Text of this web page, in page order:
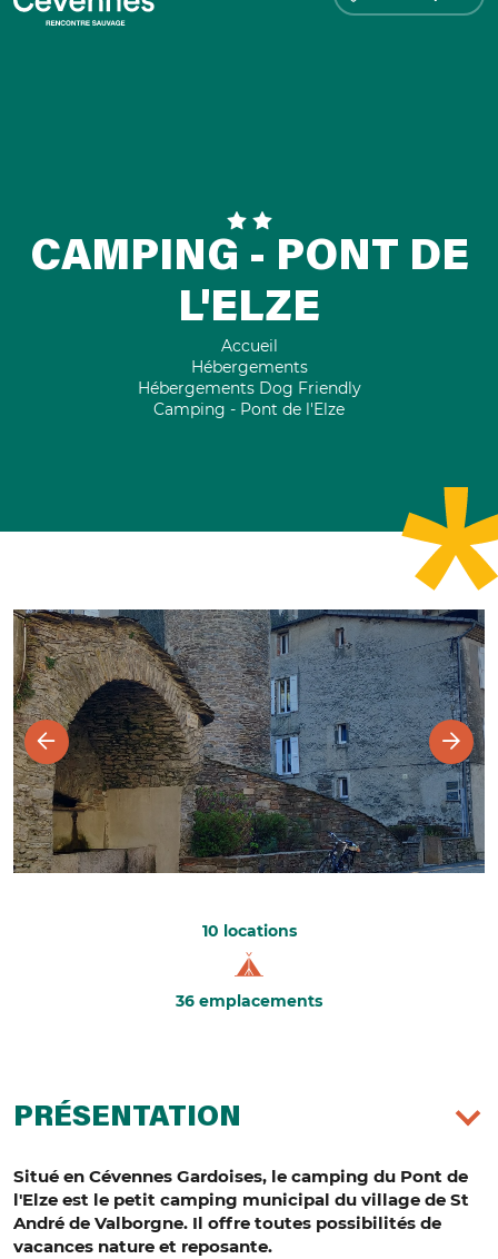
CAMPING - PONT DE
L'ELZE
Accueil
Hébergements
Hébergements Dog Friendly
Camping - Pont de l'Elze
10 locations
36 emplacements
PRÉSENTATION
Situé en Cévennes Gardoises, le camping du Pont de
l'Elze est le petit camping municipal du village de St
André de Valborgne. Il offre toutes possibilités de
vacances nature et reposante.